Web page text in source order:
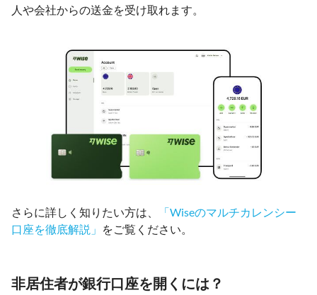
人や会社からの送金を受け取れます。
さらに詳しく知りたい方は、
「Wiseのマルチカレンシー
口座を徹底解説」 をご覧ください。
非居住者が銀行口座を開くには？